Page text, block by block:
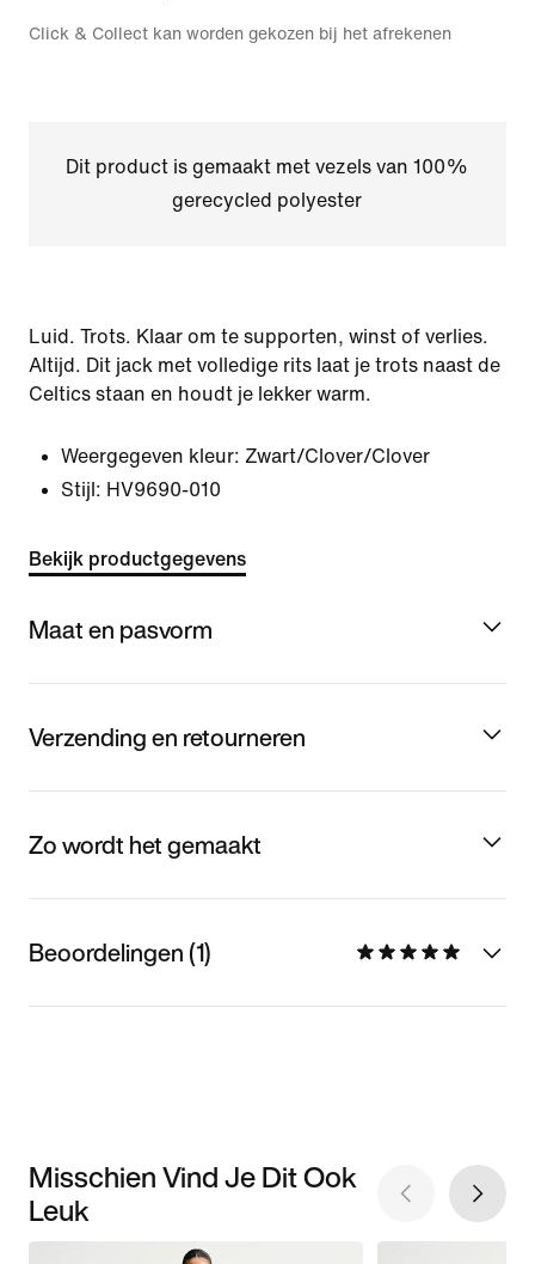
Click & Collect kan worden gekozen bij het afrekenen
Dit product is gemaakt met vezels van 100%
gerecycled polyester
Luid. Trots. Klaar om te supporten, winst of verlies.
Altijd. Dit jack met volledige rits laat je trots naast de
Celtics staan en houdt je lekker warm.
Weergegeven kleur: Zwart/Clover/Clover
Stijl: HV9690-010
Bekijk productgegevens
Maat en pasvorm
Verzending en retourneren
Zo wordt het gemaakt
Beoordelingen (1)
Misschien Vind Je Dit Ook
Leuk